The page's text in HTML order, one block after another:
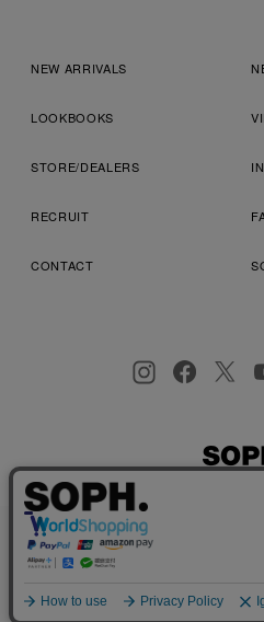
NEW ARRIVALS
LOOKBOOKS
STORE/DEALERS
RECRUIT
CONTACT
プライバシーポリシー
店舗受取サービス
お客様により良いサービスを提供
使用することがございます。 詳し
ご確認ください。
OK